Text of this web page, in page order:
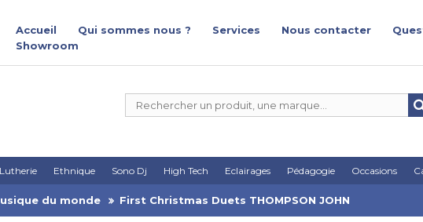
Accueil Qui sommes nous ? Services Nous contacter
Showroom
Lutherie Ethnique Sono Dj High Tech Eclairages Pédagogie Occasions
du monde First Christmas Duets THOMPSON JOHN